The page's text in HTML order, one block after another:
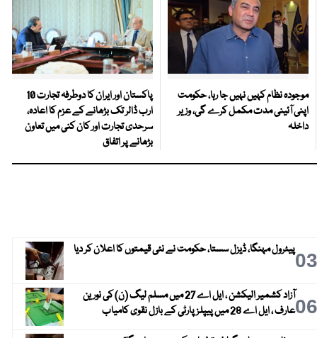
موجودہ نظام کہیں نہیں جا رہا، حکومت
اپنی آئینی مدت مکمل کرے گی، وزیر
داخلہ
پاکستان اور ایران کا دوطرفہ تجارت 10
ارب ڈالر تک بڑھانے کے عزم کا اعادہ،
سرحدی تجارت اور کان کنی میں تعاون
بڑھانے پر اتفاق
03پیٹرول مہنگا، ڈیزل سستا، حکومت نے نئی قیمتوں کا اعلان کر دیا
06
آزاد کشمیر الیکشن ، ایل اے 27 میں مسلم لیگ (ن) کی نورین
عارف ، ایل اے 28 میں پیپلز پارٹی کے بازل نقوی کامیاب